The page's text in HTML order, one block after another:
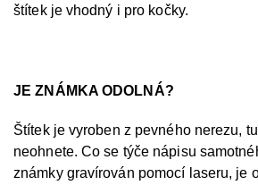
štítek je vhodný i pro kočky.
JE ZNÁMKA ODOLNÁ?
Štítek je vyroben z pevného nerezu,
neohnete. Co se týče nápisu
známky gravírován pomocí laseru, je